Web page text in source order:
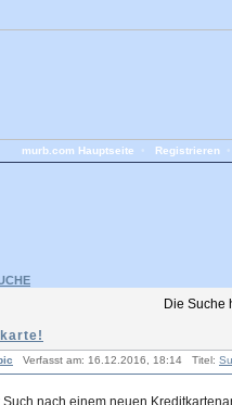
murb.com Hauptseite Registrieren
Die Suche
Verfasst am: 16.12.2016, 18:14 Titel:
nach einem neuen